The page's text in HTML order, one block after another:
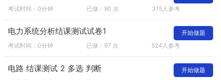
考试时间：0分钟 已做：90 次 315人参考
电力系统分析结课测试试卷1
考试时间：0分钟 已做：97 次 524人参考
开始做题
电路 结课测试 2 多选 判断 开始做题